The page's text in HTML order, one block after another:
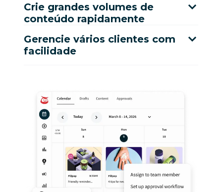
Crie grandes volumes de
conteúdo rapidamente
Gerencie vários clientes com
facilidade